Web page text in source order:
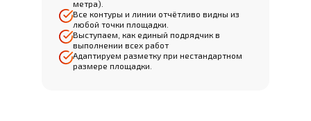
метра).
Все контуры и линии отчётливо видны из
любой точки площадки.
Выступаем, как единый подрядчик в
выполнении всех работ
Адаптируем разметку при нестандартном
размере площадки.